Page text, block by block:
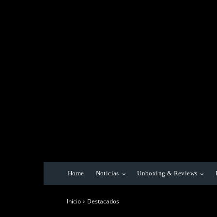
Home Noticias Unboxing & Reviews
Inicio Destacados